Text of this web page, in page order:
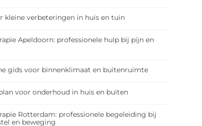
kleine verbeteringen in huis en tuin
Apeldoorn: professionele hulp bij pijn en
gids voor binnenklimaat en buitenruimte
voor onderhoud in huis en buiten
Rotterdam: professionele begeleiding bij
en beweging